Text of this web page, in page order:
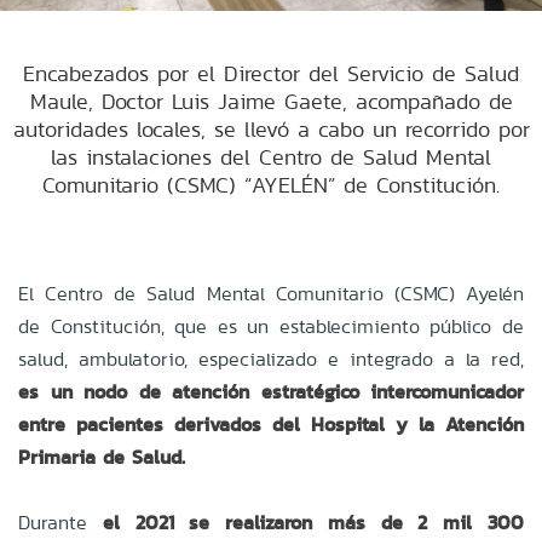
Encabezados por el Director del Servicio de Salud
Maule, Doctor Luis Jaime Gaete, acompañado de
autoridades locales, se llevó a cabo un recorrido por
las instalaciones del Centro de Salud Mental
Comunitario (CSMC) “AYELÉN” de Constitución.
El Centro de Salud Mental Comunitario (CSMC) Ayelén
de Constitución, que es un establecimiento público de
salud, ambulatorio, especializado e integrado a la red,
es un nodo de atención estratégico intercomunicador
entre pacientes derivados del Hospital y la Atención
Primaria de Salud.
Durante el 2021 se realizaron más de 2 mil 300